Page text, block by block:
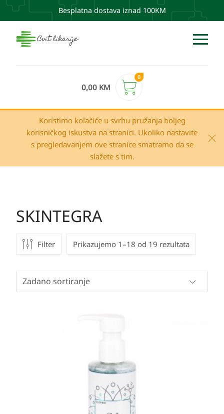
Besplatna dostava iznad 100KM
0,00 KM
0
Koristimo kolačiće u svrhu pružanja boljeg
korisničkog iskustva na stranici. Ukoliko nastavite
s pregledavanjem ove stranice smatramo da se
slažete s tim.
SKINTEGRA
Filter Prikazujemo 1–18 od 19 rezultata